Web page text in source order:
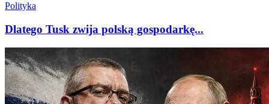
Polityka
Dlatego Tusk zwija polską gospodarkę...